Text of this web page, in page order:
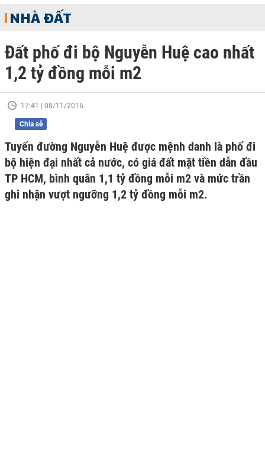
NHÀ ĐẤT
Đất phố đi bộ Nguyễn Huệ cao nhất
1,2 tỷ đồng mỗi m2
17:41 | 08/11/2016
Chia sẻ
Tuyến đường Nguyễn Huệ được mệnh danh là phố đi
bộ hiện đại nhất cả nước, có giá đất mặt tiền dẫn đầu
TP HCM, bình quân 1,1 tỷ đồng mỗi m2 và mức trần
ghi nhận vượt ngưỡng 1,2 tỷ đồng mỗi m2.